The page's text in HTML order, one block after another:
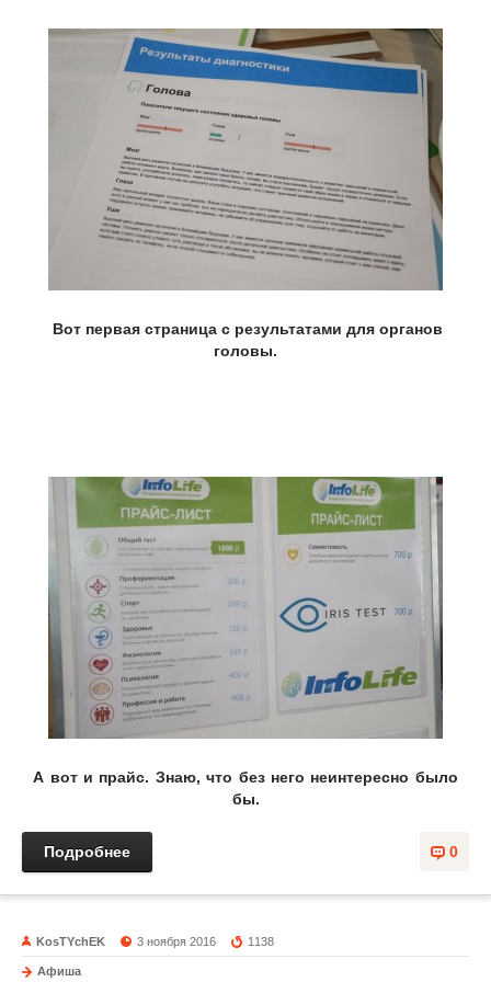
Вот первая страница с результатами для органов
головы.
А вот и прайс. Знаю, что без него неинтересно было
бы.
0
Подробнее
KosTYchEK 3 ноября 2016 1138
Афиша